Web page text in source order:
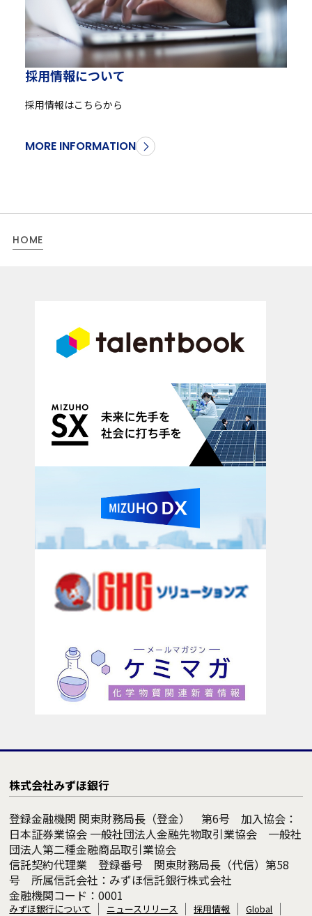
採用情報について
採用情報はこちらから
MORE INFORMATION
HOME
株式会社みずほ銀行
登録金融機関 関東財務局長（登金） 第6号 加入協会：
日本証券業協会 一般社団法人金融先物取引業協会 一般社
団法人第二種金融商品取引業協会
信託契約代理業 登録番号 関東財務局長（代信）第58
号 所属信託会社：みずほ信託銀行株式会社
金融機関コード：0001
みずほ銀行について ニュースリリース 採用情報
Global